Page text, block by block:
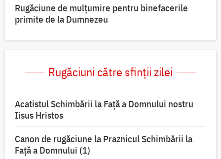
Rugăciune de mulțumire pentru binefacerile
primite de la Dumnezeu
Rugăciuni către sfinții zilei
Acatistul Schimbării la Faţă a Domnului nostru
Iisus Hristos
Canon de rugăciune la Praznicul Schimbării la
Faţă a Domnului (1)